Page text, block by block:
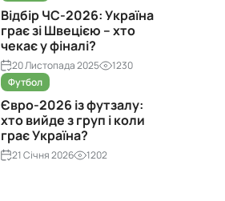
Відбір ЧС-2026: Україна
грає зі Швецією – хто
чекає у фіналі?
20 Листопада 2025
1230
Футбол
Євро-2026 із футзалу:
хто вийде з груп і коли
грає Україна?
21 Січня 2026 1202